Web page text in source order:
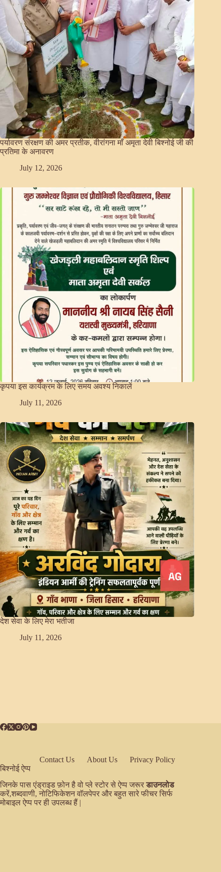
पर्यावरण संरक्षण की अमर प्रतीक, वीरांगना माँ अमृता देवी बिश्नोई जी की
प्रतिमा के अनावरण
July 12, 2026
कृपया इस कार्यक्रम के लिए समय अवश्य निकालें
July 11, 2026
देश सेवा के लिए मेरा भतीजा
July 11, 2026
Contact Us About Us
Privacy Policy
बिश्नोई ऐप्प
जिनके पास एंड्राइड फ़ोन है वो प्ले स्टोर से ऐप्प जरूरडाउनलोड
करें,शब्दवाणी, नोटिफिकेशन वॉलपेपर और बहुत सारे फीचर सिर्फ
मोबाइल ऐप्प पर ही उपलब्ध हैं |